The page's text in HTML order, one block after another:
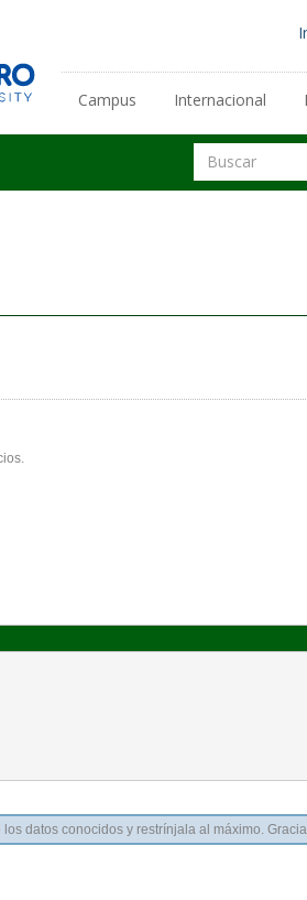
Enlaces
secundarios
Campus Internacional
Buscar
Buscar